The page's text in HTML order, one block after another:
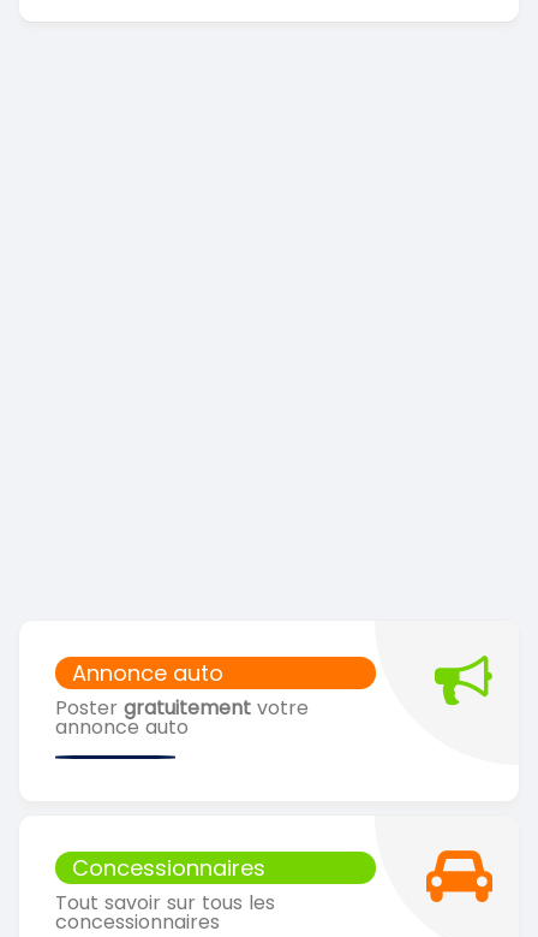
Annonce auto
Poster gratuitement votre
annonce auto
Concessionnaires
Tout savoir sur tous les
concessionnaires